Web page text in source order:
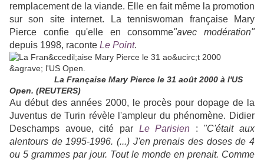
remplacement de la viande. Elle en fait même la promotion
sur son site internet. La tenniswoman française Mary
Pierce confie qu'elle en consomme"avec modération"
depuis 1998, raconte Le Point.
La Française Mary Pierce le 31 août 2000 à l'US
Open. (REUTERS)
Au début des années 2000, le procès pour dopage de la
Juventus de Turin révèle l'ampleur du phénomène. Didier
Deschamps avoue, cité par Le Parisien : "C'était aux
alentours de 1995-1996. (...) J'en prenais des doses de 4
ou 5 grammes par jour. Tout le monde en prenait. Comme